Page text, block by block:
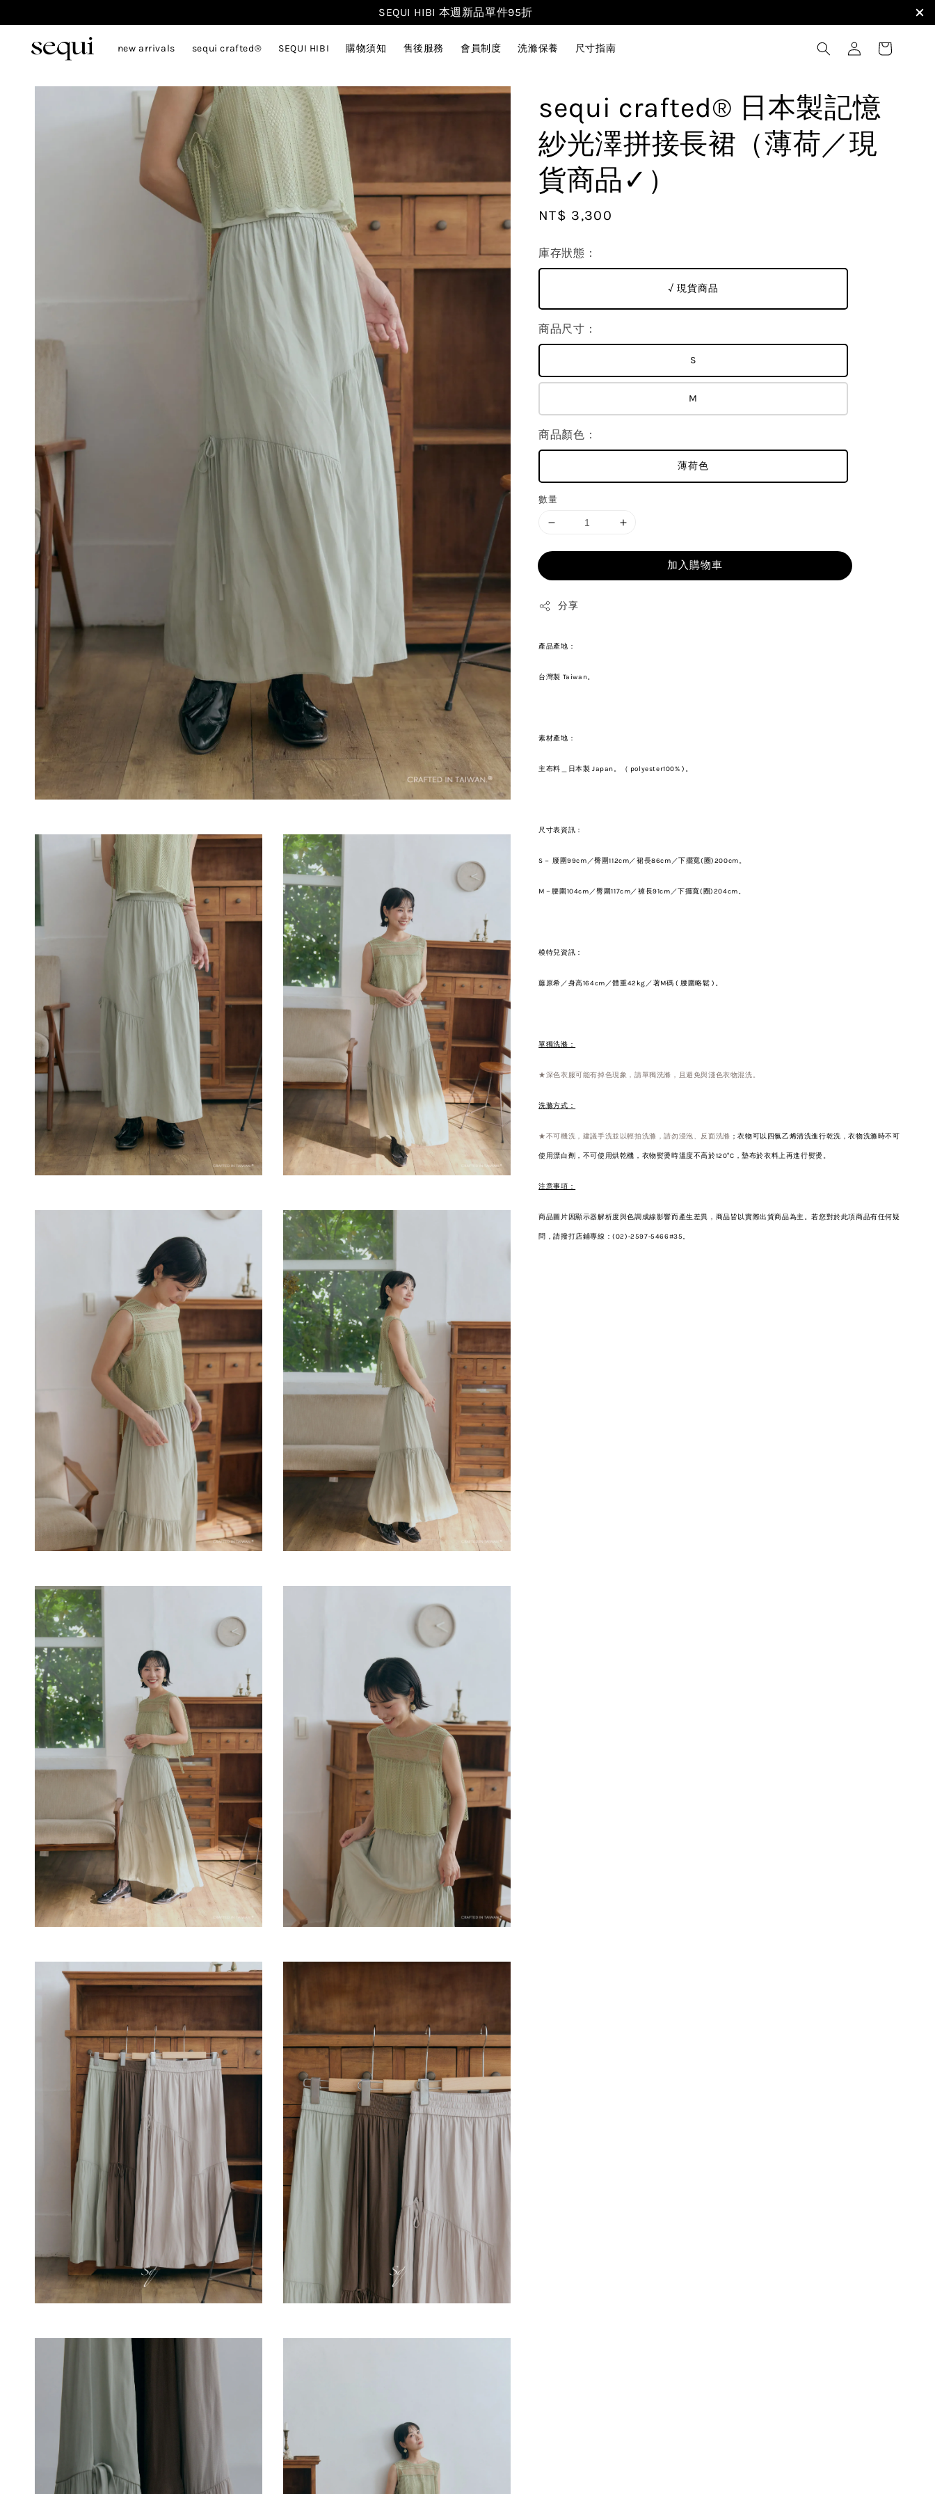
SEQUI HIBI 本週新品單件95折
new arrivals sequi crafted® SEQUI HIBI 購物須知 售後服務 會員制度 洗滌保養 尺寸指南
sequi crafted® 日本製記憶
紗光澤拼接長裙（薄荷／現
貨商品✓）
Regular
NT$ 3,300
庫存狀態：
√ 現貨商品
商品尺寸：
S
M
商品顏色：
薄荷色
數量
加入購物車
分享
產品產地：
台灣製 Taiwan。
素材產地：
主布料＿日本製 Japan。（ polyester100% )。
尺寸表資訊：
S－ 腰圍99cm／臀圍112cm／裙長86cm ／下擺寬(圈)200cm。
M－腰圍104cm／臀圍117cm／褲長91cm ／下擺寬(圈)204cm。
模特兒資訊：
藤原希／身高164cm／體重42kg／著M碼 ( 腰圍略鬆 )。
單獨洗滌：
★深色衣服可能有掉色現象，請單獨洗滌，且避免與淺色衣物混洗。
洗滌方式：
★不可機洗，建議手洗並以輕拍洗滌，請勿浸泡、反面洗滌 ；衣物可以四氯乙烯清洗進行乾洗，衣物洗滌時不可
使用漂白劑，不可使用烘乾機，衣物熨燙時溫度不高於120°C，墊布於衣料上再進行熨燙。
注意事項：
商品圖片因顯示器解析度與色調成線影響而產生差異，商品皆以實際出貨商品為主。若您對於此項商品有任何疑
問，請撥打店鋪專線：(02)-2597-5466#35。